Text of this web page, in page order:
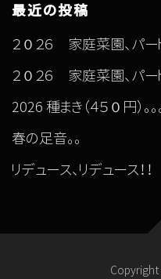
最近の投稿
２０２６ 家庭菜園、パート
２０２６ 家庭菜園、パート
2026 種まき（４５０円）。。
春の足音。。
リデュース、リデュース！！
Copyright